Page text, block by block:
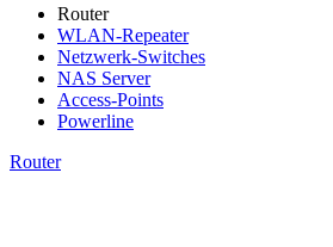
Router
WLAN-Repeater
Netzwerk-Switches
NAS Server
Access-Points
Powerline
Router